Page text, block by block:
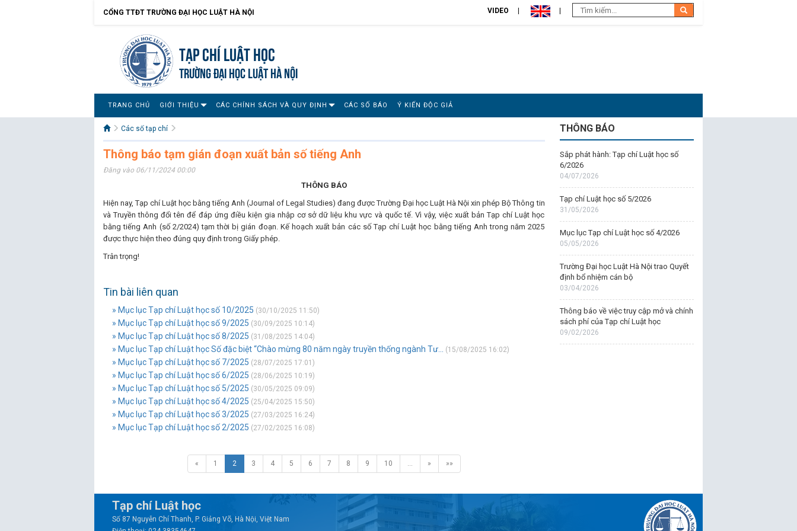
CỔNG TTĐT TRƯỜNG ĐẠI HỌC LUẬT HÀ NỘI VIDEO
Tạp chí Luật học
TRƯỜNG ĐẠI HỌC LUẬT HÀ NỘI
TRANG CHỦ GIỚI THIỆU CÁC CHÍNH SÁCH VÀ QUY ĐỊNH CÁC SỐ BÁO Ý KIẾN ĐỘC GIẢ
Các số tạp chí
Thông báo tạm gián đoạn xuất bản số tiếng Anh
Đăng vào 06/11/2024 00:00
THÔNG BÁO
Hiện nay, Tạp chí Luật học bằng tiếng Anh (Journal of Legal Studies) đang được Trường Đại học Luật Hà Nội xin phép Bộ Thông tin
và Truyền thông đổi tên để đáp ứng điều kiện gia nhập cơ sở dữ liệu khu vực và quốc tế. Vì vậy, việc xuất bản Tạp chí Luật học
bằng tiếng Anh (số 2/2024) tạm thời bị gián đoạn. Kế hoạch xuất bản các số Tạp chí Luật học bằng tiếng Anh trong năm 2025
được thực hiện theo đúng quy định trong Giấy phép.
Trân trọng!
Tin bài liên quan
» Mục lục Tạp chí Luật học số 10/2025 (30/10/2025 11:50)
» Mục lục Tạp chí Luật học số 9/2025 (30/09/2025 10:14)
» Mục lục Tạp chí Luật học số 8/2025 (31/08/2025 14:04)
» Mục lục Tạp chí Luật học Số đặc biệt “Chào mừng 80 năm ngày truyền thống ngành Tư... (15/08/2025 16:02)
» Mục lục Tạp chí Luật học số 7/2025 (28/07/2025 17:01)
» Mục lục Tạp chí Luật học số 6/2025 (28/06/2025 10:19)
» Mục lục Tạp chí Luật học số 5/2025 (30/05/2025 09:09)
» Mục lục Tạp chí Luật học số 4/2025 (25/04/2025 15:50)
» Mục lục Tạp chí Luật học số 3/2025 (27/03/2025 16:24)
» Mục lục Tạp chí Luật học số 2/2025 (27/02/2025 16:08)
« 1 2 3 4 5 6 7 8 9 10 … » »»
THÔNG BÁO
Sắp phát hành: Tạp chí Luật học số
6/2026
04/07/2026
Tạp chí Luật học số 5/2026
31/05/2026
Mục lục Tạp chí Luật học số 4/2026
05/05/2026
Trường Đại học Luật Hà Nội trao Quyết
định bổ nhiệm cán bộ
03/04/2026
Thông báo về việc truy cập mở và chính
sách phí của Tạp chí Luật học
09/02/2026
Tạp chí Luật học
Số 87 Nguyễn Chí Thanh, P. Giảng Võ, Hà Nội, Việt Nam